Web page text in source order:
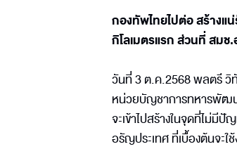
กองทัพไทยไปต่อ สร้างแ
กิโลเมตรแรก ส่วนที่ สม
วันที่ 3 ต.ค.2568 พลตรี วิ
หน่วยบัญชาการทหารพัฒ
จะเข้าไปสร้างในจุดที่ไม่มี
อรัญประเทศ ที่เบื้องต้นจะ